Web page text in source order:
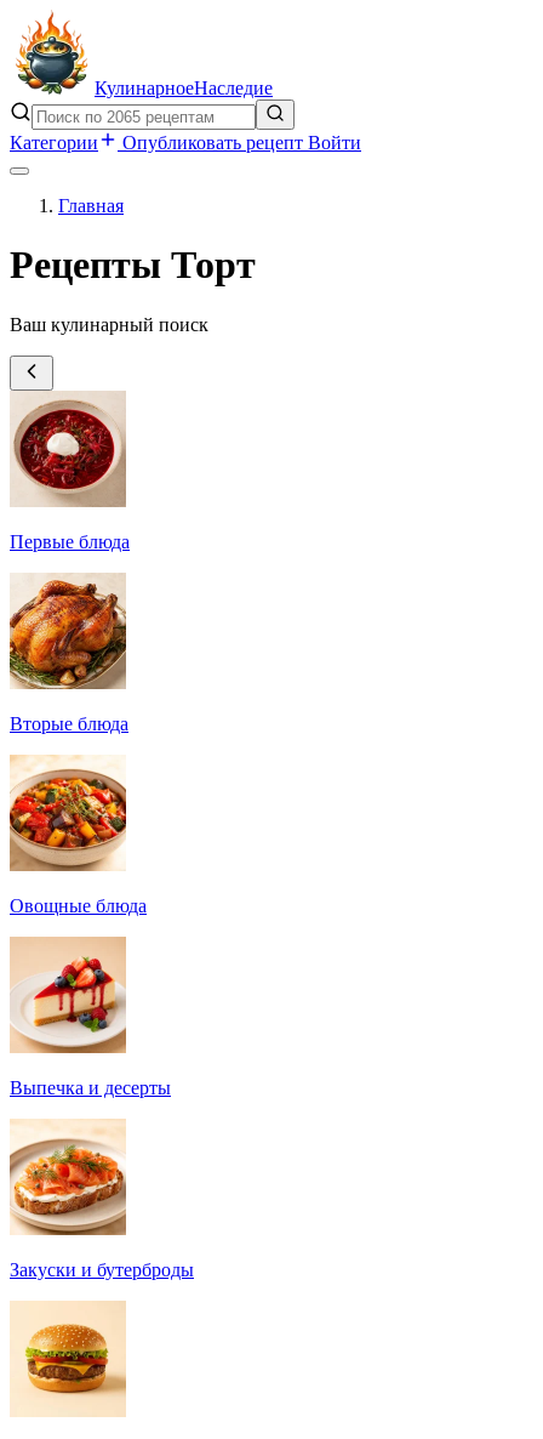
КулинарноеНаследие
Категории Опубликовать рецепт Войти
Главная
Рецепты Торт
Ваш кулинарный поиск
Первые блюда
Вторые блюда
Овощные блюда
Выпечка и десерты
Закуски и бутерброды